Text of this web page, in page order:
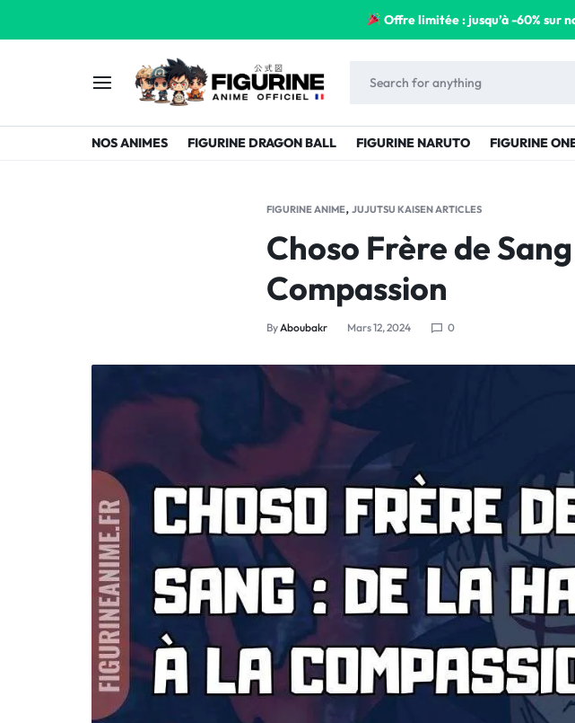
Offre limitée : jusqu’à -60% sur
FIGURINE
FIGURINE-
NOS ANIMES FIGURINE DRAGON BALL FIGURINE NARUTO FIGURINE
FIGURINE ANIME, JUJUTSU KAISEN ARTICLES
Choso Frère de
Compassion
ByAboubakr Mars 12, 2024 0